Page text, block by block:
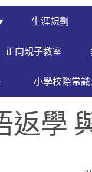
生涯規劃
正向親子教室
小學校際常
返學